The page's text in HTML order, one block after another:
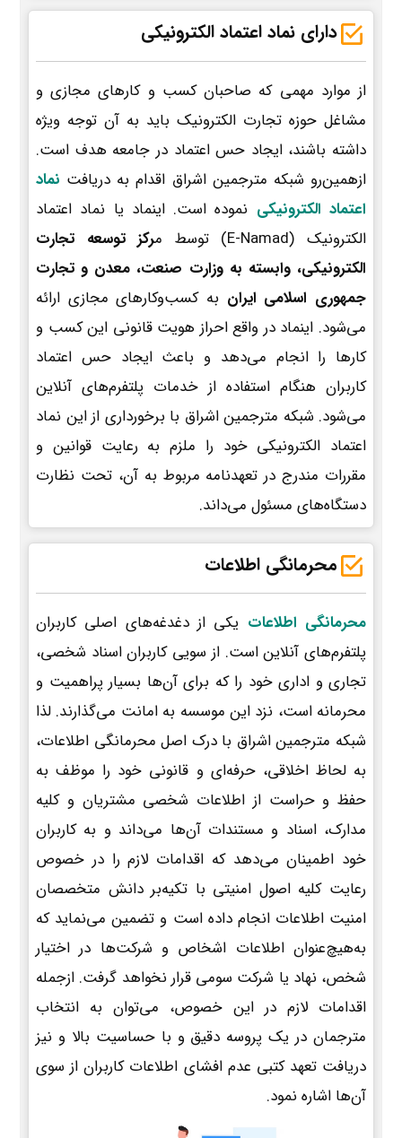
دارای نماد اعتماد الکترونیکی
از موارد مهمی که صاحبان کسب و کارهای مجازی و
مشاغل حوزه تجارت الکترونیک باید به آن توجه ویژه
داشته باشند، ایجاد حس اعتماد در جامعه هدف است.
ازهمین‌رو شبکه مترجمین اشراق اقدام به دریافت نماد
اعتماد الکترونیکی نموده است. اینماد یا نماد اعتماد
الکترونیک (E-Namad) توسط م
رکز توسعه تجارت
الکترونیکی، وابسته به وزارت صنعت، معدن و تجارت
جمهوری اسلامی ایران به کسب‌وکارهای مجازی ارائه
می‌شود. اینماد در واقع احراز هویت قانونی این کسب و
کارها را انجام می‌دهد و باعث ایجاد حس اعتماد
کاربران هنگام استفاده از خدمات پلتفرم‌های آنلاین
می‌شود. شبکه مترجمین اشراق با برخورداری از این نماد
اعتماد الکترونیکی خود را ملزم به رعایت قوانین و
مقررات مندرج در تعهدنامه مربوط به آن، تحت نظارت
دستگاه‌های مسئول می‌داند.
محرمانگی اطلاعات
محرمانگی اطلاعات یکی از دغدغه‌های اصلی کاربران
پلتفرم‌های آنلاین است. از سویی کاربران اسناد شخصی،
تجاری و اداری خود را که برای آن‌ها بسیار پراهمیت و
محرمانه است، نزد این موسسه به امانت می‌گذارند. لذا
شبکه مترجمین اشراق با درک اصل محرمانگی اطلاعات،
به لحاظ اخلاقی، حرفه‌ای و قانونی خود را موظف به
حفظ و حراست از اطلاعات شخصی مشتریان و کلیه
مدارک، اسناد و مستندات آن‌ها می‌داند و به کاربران
خود اطمینان می‌دهد که اقدامات لازم را در خصوص
رعایت کلیه اصول امنیتی با تکیه‌بر دانش متخصصان
امنیت اطلاعات انجام داده است و تضمین می‌نماید که
به‌هیچ‌عنوان اطلاعات اشخاص و شرکت‌ها در اختیار
شخص، نهاد یا شرکت سومی قرار نخواهد گرفت. ازجمله
اقدامات لازم در این خصوص، می‌توان به انتخاب
مترجمان در یک پروسه دقیق و با حساسیت بالا و نیز
دریافت تعهد کتبی عدم افشای اطلاعات کاربران از سوی
آن‌ها اشاره نمود.